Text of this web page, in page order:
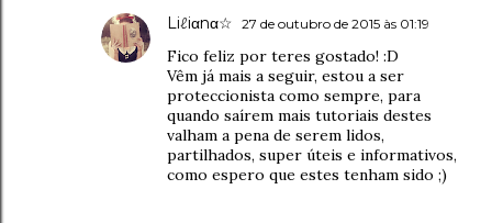
Liℓiαnα☆ 27 de outubro de 2015 às 01:19
Fico feliz por teres gostado! :D
Vêm já mais a seguir, estou a ser
proteccionista como sempre, para
quando saírem mais tutoriais destes
valham a pena de serem lidos,
partilhados, super úteis e informativos,
como espero que estes tenham sido ;)